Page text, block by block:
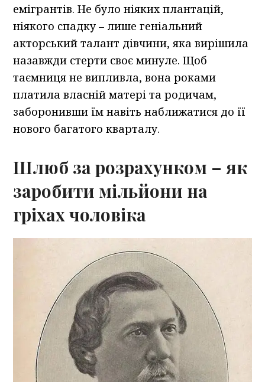
емігрантів. Не було ніяких плантацій,
ніякого спадку – лише геніальний
акторський талант дівчини, яка вирішила
назавжди стерти своє минуле. Щоб
таємниця не випливла, вона роками
платила власній матері та родичам,
заборонивши їм навіть наближатися до її
нового багатого кварталу.
Шлюб за розрахунком – як
заробити мільйони на
гріхах чоловіка